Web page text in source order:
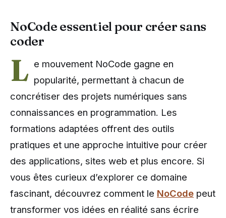
NoCode essentiel pour créer sans
coder
L e mouvement NoCode gagne en
popularité, permettant à chacun de
concrétiser des projets numériques sans
connaissances en programmation. Les
formations adaptées offrent des outils
pratiques et une approche intuitive pour créer
des applications, sites web et plus encore. Si
vous êtes curieux d’explorer ce domaine
fascinant, découvrez comment le NoCode peut
transformer vos idées en réalité sans écrire